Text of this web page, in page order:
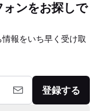
ンをお探しで
報をいち早く受け取
登録する